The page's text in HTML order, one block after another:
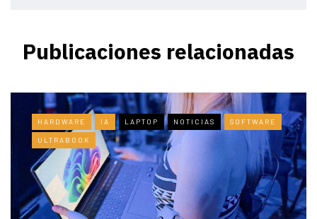
Publicaciones relacionadas
HARDWARE IA LAPTOP NOTICIAS SOFTWARE
ULTRABOOK